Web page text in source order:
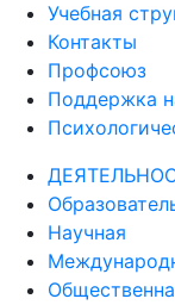
Учебная
Контакты
Профсоюз
Поддержка
Научная